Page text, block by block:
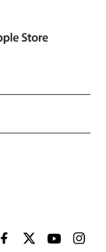
EL PAÍS BRASIL EN
EL PAÍSEL PAÍS
EL